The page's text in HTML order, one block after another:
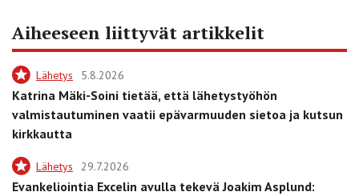
Aiheeseen liittyvät artikkelit
Lähetys 5.8.2026
Katrina Mäki-Soini tietää, että lähetystyöhön
valmistautuminen vaatii epävarmuuden sietoa ja kutsun
kirkkautta
Lähetys 29.7.2026
Evankeliointia Excelin avulla tekevä Joakim Asplund: